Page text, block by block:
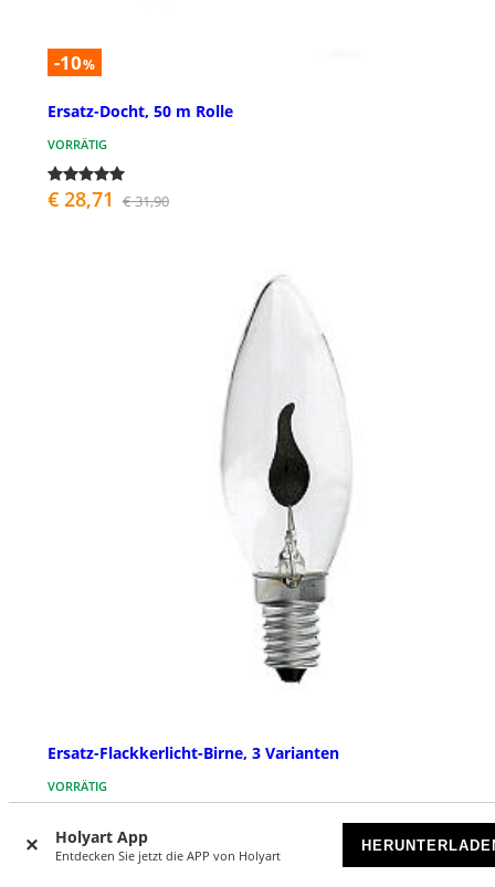
Holyart App
Entdecken Sie jetzt die APP von Holyart
-10%
Ersatz-Docht, 50 m Rolle
VORRÄTIG
€ 28,71 € 31,90
Ersatz-Flackkerlicht-Birne, 3 Varianten
VORRÄTIG
Ab € 3,90